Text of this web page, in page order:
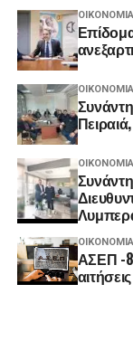
ΟΙΚΟΝΟΜΊΑ
ΟΙΚΟΝΟΜΊΑ
ΟΙΚΟΝΟΜΊΑ
ΟΙΚΟΝΟΜΊΑ
ΑΣΕΠ -